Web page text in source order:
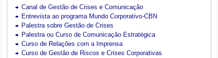
Canal de Gestão de Crises e Comunicação
Entrevista ao programa Mundo Corporativo-CBN
Palestra sobre Gestão de Crises
Palestra ou Curso de Comunicação Estratégica
Curso de Relações com a Imprensa
Curso de Gestão de Riscos e Crises Corporativas